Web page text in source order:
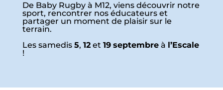
De Baby Rugby à M12, viens découvrir notre
sport, rencontrer nos éducateurs et
partager un moment de plaisir sur le
terrain.
Les samedis 5, 12et 19 septembreà l’Escale
!